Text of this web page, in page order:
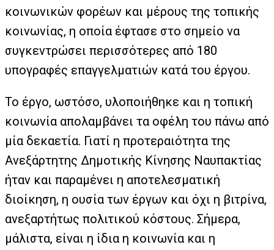
κοινωνικών φορέων και μέρους της τοπικής
κοινωνίας, η οποία έφτασε στο σημείο να
συγκεντρώσει περισσότερες από 180
υπογραφές επαγγελματιών κατά του έργου.
Το έργο, ωστόσο, υλοποιήθηκε και η τοπική
κοινωνία απολαμβάνει τα οφέλη του πάνω από
μία δεκαετία. Γιατί η προτεραιότητα της
Ανεξάρτητης Δημοτικής Κίνησης Ναυπακτίας
ήταν και παραμένει η αποτελεσματική
διοίκηση, η ουσία των έργων και όχι η βιτρίνα,
ανεξαρτήτως πολιτικού κόστους. Σήμερα,
μάλιστα, είναι η ίδια η κοινωνία και η